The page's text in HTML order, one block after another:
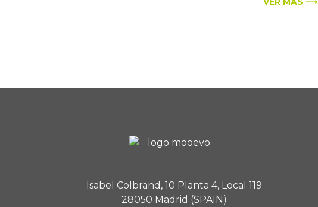
Isabel Colbrand, 10 Planta 4, Local 119
28050 Madrid (SPAIN)